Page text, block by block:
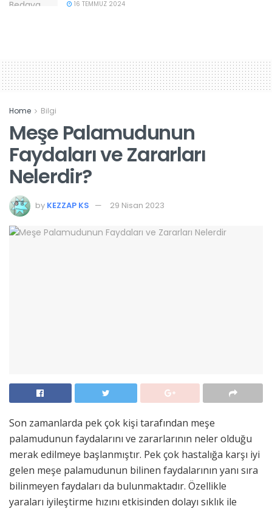
16 TEMMUZ 2024
Home Bilgi
Meşe Palamudunun
Faydaları ve Zararları
Nelerdir?
by KEZZAP KS 29 Nisan 2023
Son zamanlarda pek çok kişi tarafından meşe
palamudunun faydalarını ve zararlarının neler olduğu
merak edilmeye başlanmıştır. Pek çok hastalığa karşı iyi
gelen meşe palamudunun bilinen faydalarının yanı sıra
bilinmeyen faydaları da bulunmaktadır. Özellikle
yaraları iyileştirme hızını etkisinden dolayı sıklık ile